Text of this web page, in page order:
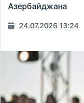
Азербайджана
24.07.2026 13:24